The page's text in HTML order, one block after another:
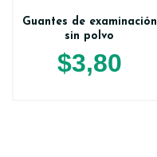
Guantes de examinación
sin polvo
$3,80